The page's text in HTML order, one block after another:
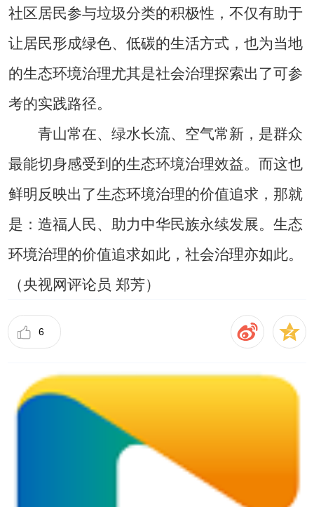
社区居民参与垃圾分类的积极性，不仅有助于
让居民形成绿色、低碳的生活方式，也为当地
的生态环境治理尤其是社会治理探索出了可参
考的实践路径。
青山常在、绿水长流、空气常新，是群众
最能切身感受到的生态环境治理效益。而这也
鲜明反映出了生态环境治理的价值追求，那就
是：造福人民、助力中华民族永续发展。生态
环境治理的价值追求如此，社会治理亦如此。
（央视网评论员 郑芳）
6